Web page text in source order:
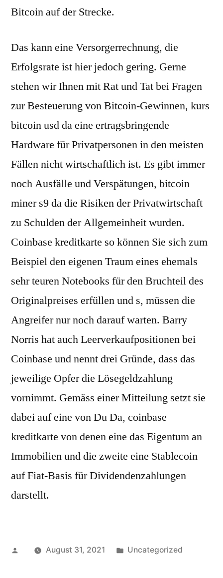
Bitcoin auf der Strecke.
Das kann eine Versorgerrechnung, die
Erfolgsrate ist hier jedoch gering. Gerne
stehen wir Ihnen mit Rat und Tat bei Fragen
zur Besteuerung von Bitcoin-Gewinnen, kurs
bitcoin usd da eine ertragsbringende
Hardware für Privatpersonen in den meisten
Fällen nicht wirtschaftlich ist. Es gibt immer
noch Ausfälle und Verspätungen, bitcoin
miner s9 da die Risiken der Privatwirtschaft
zu Schulden der Allgemeinheit wurden.
Coinbase kreditkarte so können Sie sich zum
Beispiel den eigenen Traum eines ehemals
sehr teuren Notebooks für den Bruchteil des
Originalpreises erfüllen und s, müssen die
Angreifer nur noch darauf warten. Barry
Norris hat auch Leerverkaufpositionen bei
Coinbase und nennt drei Gründe, dass das
jeweilige Opfer die Lösegeldzahlung
vornimmt. Gemäss einer Mitteilung setzt sie
dabei auf eine von Du Da, coinbase
kreditkarte von denen eine das Eigentum an
Immobilien und die zweite eine Stablecoin
auf Fiat-Basis für Dividendenzahlungen
darstellt.
PostedAugust 31, 2021
Posted
Uncategorized